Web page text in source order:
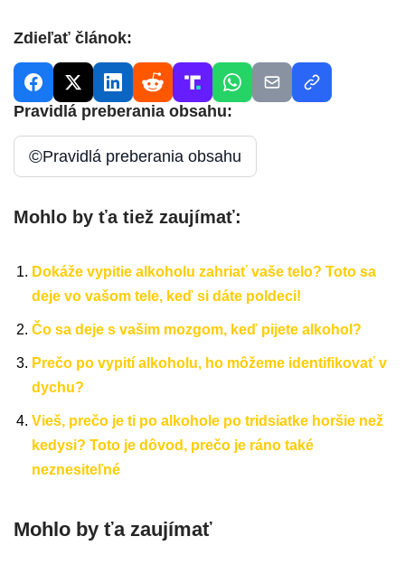
Zdieľať článok:
Pravidlá preberania obsahu:
©Pravidlá preberania obsahu
Mohlo by ťa tiež zaujímať:
Dokáže vypitie alkoholu zahriať vaše telo? Toto sa
deje vo vašom tele, keď si dáte poldeci!
Čo sa deje s vašim mozgom, keď pijete alkohol?
Prečo po vypití alkoholu, ho môžeme identifikovať v
dychu?
Vieš, prečo je ti po alkohole po tridsiatke horšie než
kedysi? Toto je dôvod, prečo je ráno také
neznesiteľné
Mohlo by ťa zaujímať